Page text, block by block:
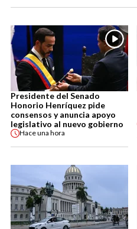
Presidente del Senado
Honorio Henríquez pide
consensos y anuncia apoyo
legislativo al nuevo gobierno
Haceuna hora